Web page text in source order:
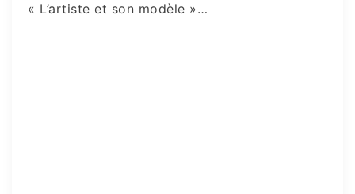
« L’artiste et son modèle »…